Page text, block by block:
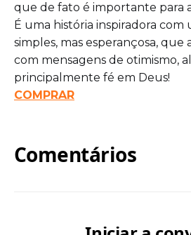
que de fato é importante para a
É uma história inspiradora com
simples, mas esperançosa, que
com mensagens de otimismo,
principalmente fé em Deus!
COMPRAR